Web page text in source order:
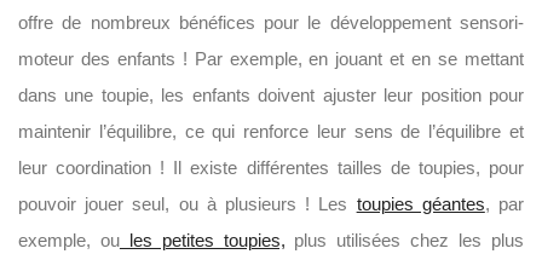
offre de nombreux bénéfices pour le développement sensori-
moteur des enfants ! Par exemple, en jouant et en se mettant
dans une toupie, les enfants doivent ajuster leur position pour
maintenir l’équilibre, ce qui renforce leur sens de l’équilibre et
leur coordination ! Il existe différentes tailles de toupies, pour
pouvoir jouer seul, ou à plusieurs ! Les toupies géantes, par
exemple, oules petites toupies, plus utilisées chez les plus